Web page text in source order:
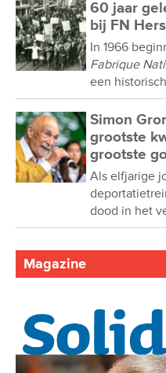
60 jaar
bij FN
In 1966
Fabrique
een
Simon
grootste
grootste
Als elfjarige
dood in het
Magazine